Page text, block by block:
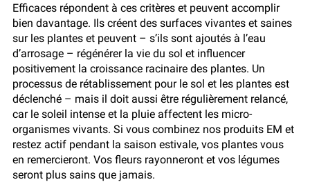
Efficaces répondent à ces critères et peuvent accomplir
bien davantage. Ils créent des surfaces vivantes et saines
sur les plantes et peuvent – s’ils sont ajoutés à l’eau
d’arrosage – régénérer la vie du sol et influencer
positivement la croissance racinaire des plantes. Un
processus de rétablissement pour le sol et les plantes est
déclenché – mais il doit aussi être régulièrement relancé,
car le soleil intense et la pluie affectent les micro-
organismes vivants. Si vous combinez nos produits EM et
restez actif pendant la saison estivale, vos plantes vous
en remercieront. Vos fleurs rayonneront et vos légumes
seront plus sains que jamais.